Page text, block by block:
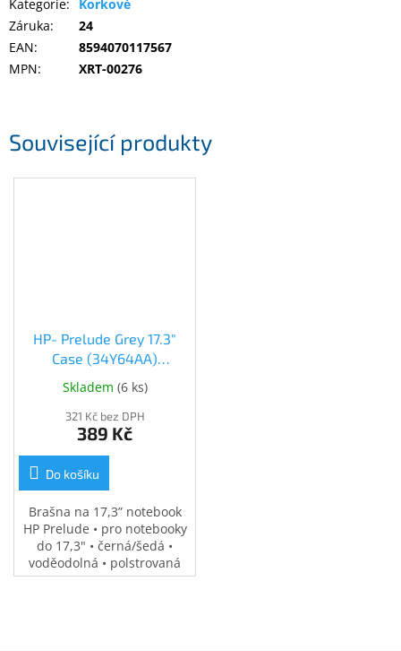
Inpraise
Kamerové
MILESIGHT
Přihlášení
Související produkty
HP- Prelude Grey 17.3"
Case (34Y64AA)
(34Y64AA)
Skladem (6 ks)
321 Kč bez DPH
389 Kč
Do košíku
Brašna na 17,3” notebook
HP Prelude • pro notebooky
do 17,3" • černá/šedá •
voděodolná • polstrovaná
přihrádka na notebook •
Kategorie:
Korkové
Záruka:
24
EAN:
8594070117567
MPN: XRT-00276